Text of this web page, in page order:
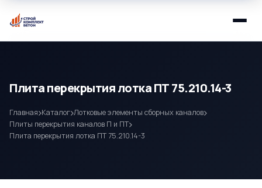
Плита перекрытия лотка ПТ 75.210.14-3
Главная Каталог Лотковые элементы сборных каналов
Плиты перекрытия каналов П и ПТ
Плита перекрытия лотка ПТ 75.210.14-3